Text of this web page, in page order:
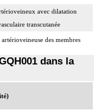
avec dilatation
transcutanée
des membres
dans la